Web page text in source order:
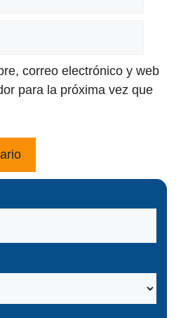
correo electrónico y web
para la próxima vez que